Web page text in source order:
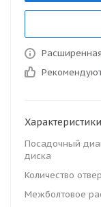
Характеристики
Посадочный
диска
Количество
Межболтовое